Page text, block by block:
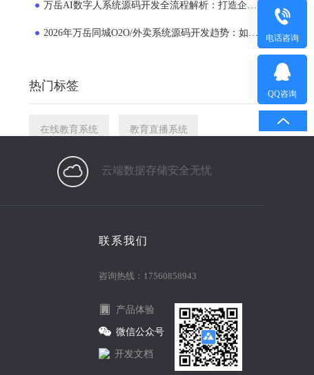
热门标签
在线教育系统 教育直播系统
教育直播平台 在线教育平台
互联网购药小程序”全解析：打通线上购药
电话咨询
QQ咨询
云端数据存储安全无忧
联系我们
咨询热线：17560858943
产品体验
微信公众号
开发文档